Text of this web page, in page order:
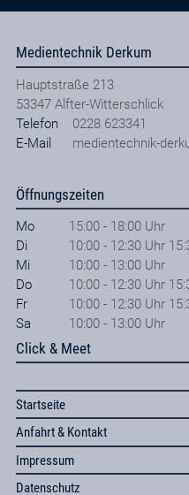
Medientechnik Derkum
Hauptstraße 213
53347 Alfter-Witterschlick
Telefon
0228 623341
E-Mail
medientechnik-
Öffnungszeiten
Mo
15:00 - 18:00 Uhr
Di
10:00 - 12:30 Uhr
Mi
10:00 - 13:00 Uhr
Do
10:00 - 12:30 Uhr
Fr
10:00 - 12:30 Uhr
Sa
10:00 - 13:00 Uhr
Click & Meet
Startseite
Anfahrt & Kontakt
Impressum
Datenschutz